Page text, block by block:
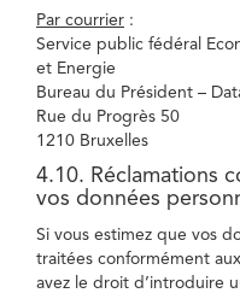
Par courrier :
Service public fédéral
et Energie
Bureau du Président –
Rue du Progrès 50
1210 Bruxelles
4.10. Réclamations
vos données
Si vous estimez que vos
traitées conformément
avez le droit d’introduire